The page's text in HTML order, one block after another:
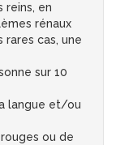
reins, en
rénaux
rares cas, une
sur 10
langue et/ou
ou de